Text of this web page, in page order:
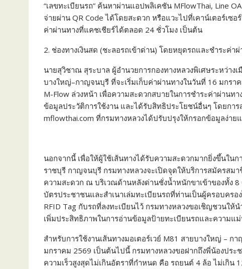
“เลขทะเบียนรถ” ค้นหาผ่านแอปพลิเคชัน MFlowThai, Line
จ่ายผ่าน QR Code ได้โดยสะดวก หรือแวะไปที่เคาน์เตอร์เซ
ค่าผ่านทางที่แคชเชียร์ได้ตลอด 24 ชั่วโมง เป็นต้น
2. ช่องทางเงินสด (ชะลอรถเข้าด่าน) โดยหยุดรถและชำระค่า
นายสุวิชาณ สุระบาล ผู้อำนวยการกองทางหลวงพิเศษระหว่าง
บางใหญ่–กาญจนบุรี ที่จะเริ่มเก็บค่าผ่านทางในวันที่ 16 มกร
M-Flow ล่วงหน้า เพื่อความสะดวกสบายในการชำระค่าผ่าน
ข้อมูลประวัติการใช้งาน และได้รับสิทธิประโยชน์อื่นๆ โดยกา
mflowthai.com ที่กรมทางหลวงได้ปรับปรุงให้กรอกข้อมูลง่าย
นอกจากนี้ เพื่อให้ผู้ใช้เส้นทางได้รับความสะดวกมากยิ่งขึ้นใ
ราชบุรี กาญจนบุรี กรมทางหลวงจะเปิดจุดให้บริการสมัครสม
ความสะดวก ณ บริเวณด้านหลังด่านชั่งน้ำหนักขาเข้าของทั้ง
บัตรประชาชนและสำเนาเล่มทะเบียนรถที่ท่านเป็นผู้ครอบคร
RFID Tag กับรถที่ลงทะเบียนไว้ กรมทางหลวงขอเชิญชวนให้
เพิ่มประสิทธิภาพในการอ่านข้อมูลป้ายทะเบียนรถและความแ
สำหรับการใช้งานเส้นทางมอเตอร์เวย์ M81 สายบางใหญ่ –
มกราคม 2569 เป็นต้นไปนี้ กรมทางหลวงขอฝากถึงพี่น้องปร
ความเร็วสูงสุดไม่เกินอัตราที่กำหนด คือ รถยนต์ 4 ล้อ ไม่เกิน